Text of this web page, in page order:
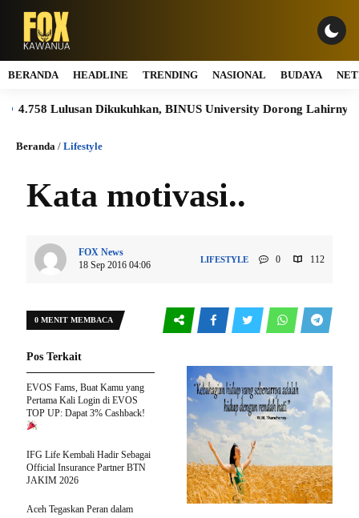
BERANDA HEADLINE TRENDING NASIONAL BUDAYA
Lulusan Dikukuhkan, BINUS University Dorong Lahirnya
Beranda / Lifestyle
Kata motivasi..
FOX News
18 Sep 2016 04:06
LIFESTYLE 0 112
0 MENIT MEMBACA
Pos Terkait
EVOS Fams, Buat Kamu yang
Pertama Kali Login di EVOS
TOP UP: Dapat 3% Cashback!
IFG Life Kembali Hadir Sebagai
Official Insurance Partner BTN
JAKIM 2026
Aceh Tegaskan Peran dalam